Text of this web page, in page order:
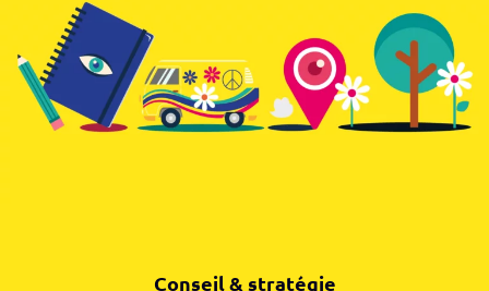
Conseil & stratégie